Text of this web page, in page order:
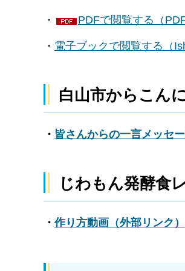
・ PDFで閲覧する（
・ 電子ブックで閲覧する（
白山市からこん
・ 皆さんからの一言メッセ
じわもん発酵食
・作り方動画（外部リンク）